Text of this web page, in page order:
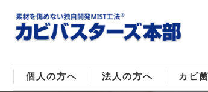
個人の方へ 法人の方へ カビ